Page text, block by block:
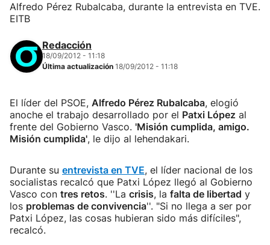
Alfredo Pérez Rubalcaba, durante la entrevista en TVE.
EITB
Redacción
18/09/2012 - 11:18
Última actualización 18/09/2012 - 11:18
El líder del PSOE, Alfredo Pérez Rubalcaba, elogió
anoche el trabajo desarrollado por el Patxi López al
frente del Gobierno Vasco. 'Misión cumplida, amigo.
Misión cumplida', le dijo al lehendakari.
Durante su entrevista en TVE, el líder nacional de los
socialistas recalcó que Patxi López llegó al Gobierno
Vasco con tres retos. ''La crisis, la falta de libertad y
los problemas de convivencia''. "Si no llega a ser por
Patxi López, las cosas hubieran sido más difíciles",
recalcó.